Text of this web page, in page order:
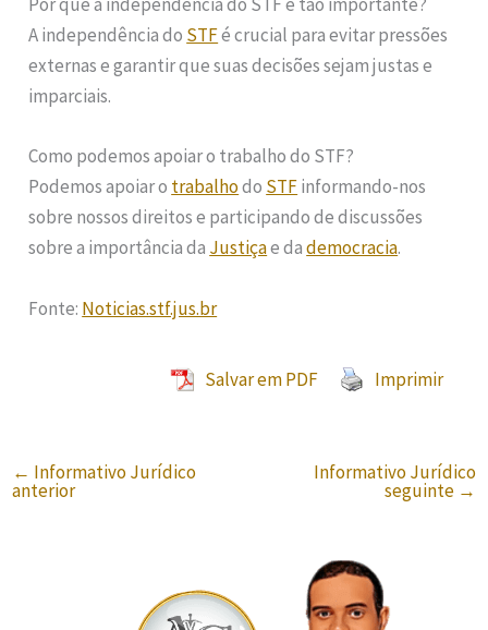
A independência do STFé crucial para evitar pressões
externas e garantir que suas decisões sejam justas e
imparciais.
Como podemos apoiar o trabalho do STF?
Podemos apoiar o trabalhodo STFinformando-nos
sobre nossos direitos e participando de discussões
sobre a importância da Justiçae dademocracia.
Fonte: Noticias.stf.jus.br
Salvar em PDF Imprimir
← Informativo Jurídico
anterior
Informativo Jurídico
seguinte →